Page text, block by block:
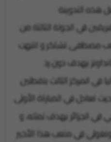
في الجولة الثالثة من
مصطفى تشاكر و انتهت
في المركز الثالث بنقطتين
حيث تعادل في المباراة الأولى
في الجزائر بهدف لمثله، و
في ملعب هذا الأخير